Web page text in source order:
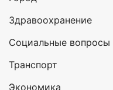
Здравоохранение
Социальные вопросы
Транспорт
Экономика